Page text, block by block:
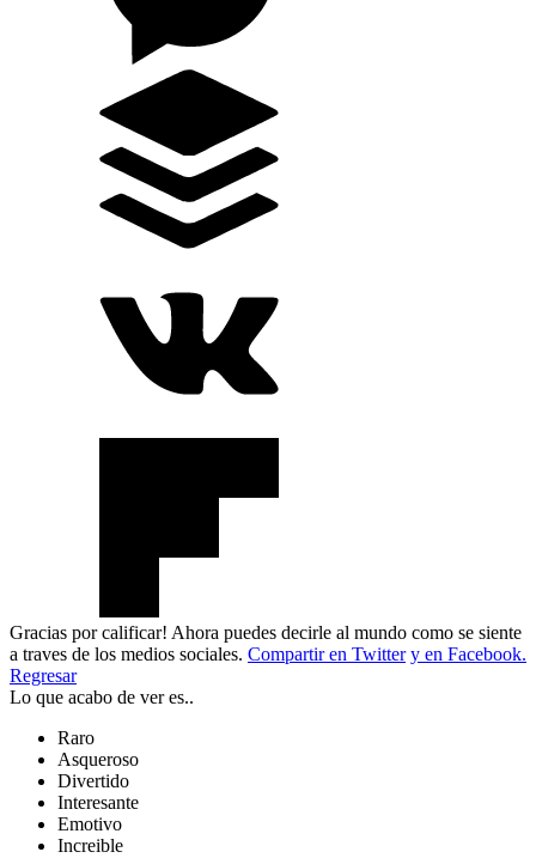
Gracias por calificar! Ahora puedes decirle al mundo como se siente
a traves de los medios sociales. Compartir en Twitter y en Facebook.
Regresar
Lo que acabo de ver es..
Raro
Asqueroso
Divertido
Interesante
Emotivo
Increible